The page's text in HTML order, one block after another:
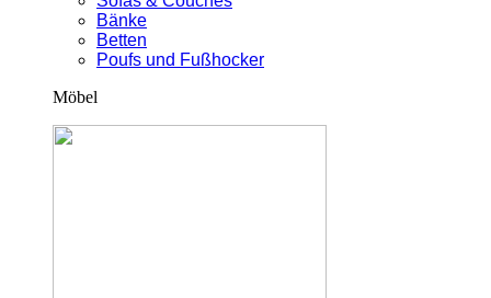
Bänke
Betten
Poufs und Fußhocker
Möbel